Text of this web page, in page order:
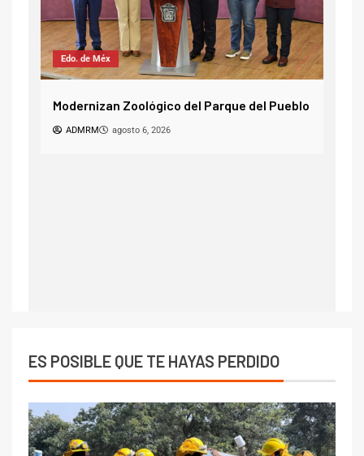
del Pueblo
CDMX
un árbol en la Miguel Hidalgo
FD agosto 6, 2026
ES POSIBLE QUE TE HAYAS PERDIDO